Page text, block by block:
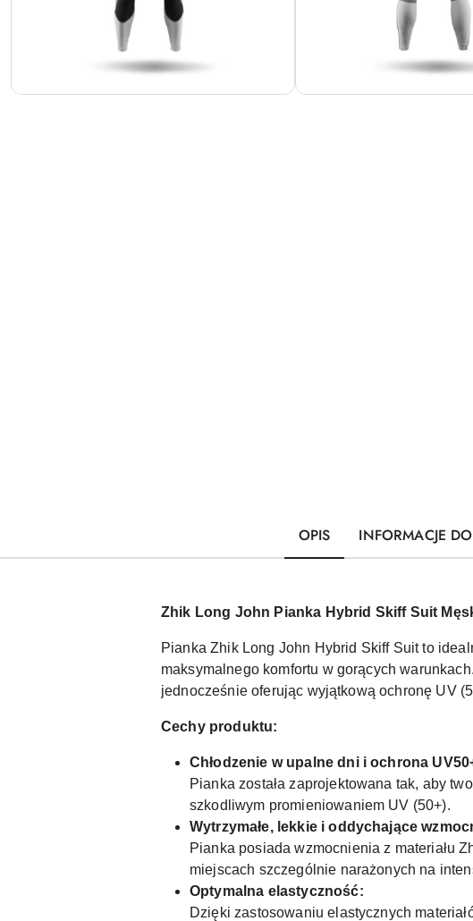
OPIS INFORMACJE
Zhik Long John Pianka Hybrid Skiff Suit
Pianka Zhik Long John Hybrid Skiff Suit to
maksymalnego komfortu w gorących
jednocześnie oferując wyjątkową ochronę UV
Cechy produktu:
Chłodzenie w upalne dni i ochrona
Pianka została zaprojektowana tak, aby
szkodliwym promieniowaniem UV (50+).
Wytrzymałe, lekkie i oddychające
Pianka posiada wzmocnienia z materiału
miejscach szczególnie narażonych na
Optymalna elastyczność:
Dzięki zastosowaniu elastycznych